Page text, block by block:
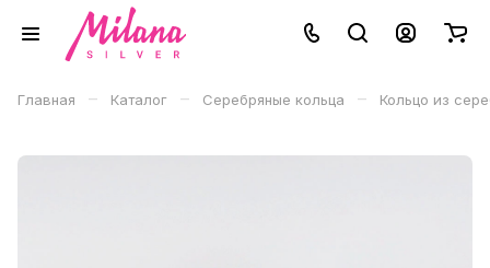
Главная – Каталог – Серебряные кольца – Кольцо из